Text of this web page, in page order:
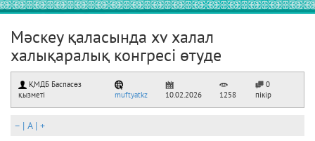
Мәскеу қаласында xv халал
халықаралық конгресі өтуде
ҚМДБ Баспасөз
қызметі
muftyatkz 10.02.2026 1258
0
пікір
– | A| +